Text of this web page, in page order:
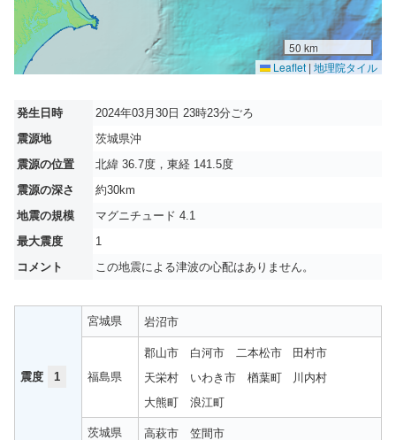
50 km
Leaflet | 地理院タイル
発生日時
2024年03月30日 23時23分ごろ
震源地
茨城県沖
震源の位置
北緯 36.7度，東経 141.5度
震源の深さ
約30km
地震の規模
マグニチュード 4.1
最大震度
1
コメント
この地震による津波の心配はありません。
震度 1
宮城県 岩沼市
福島県
郡山市 白河市 二本松市
田村市
天栄村
いわき市 楢葉町
川内村
大熊町
浪江町
茨城県 高萩市 笠間市